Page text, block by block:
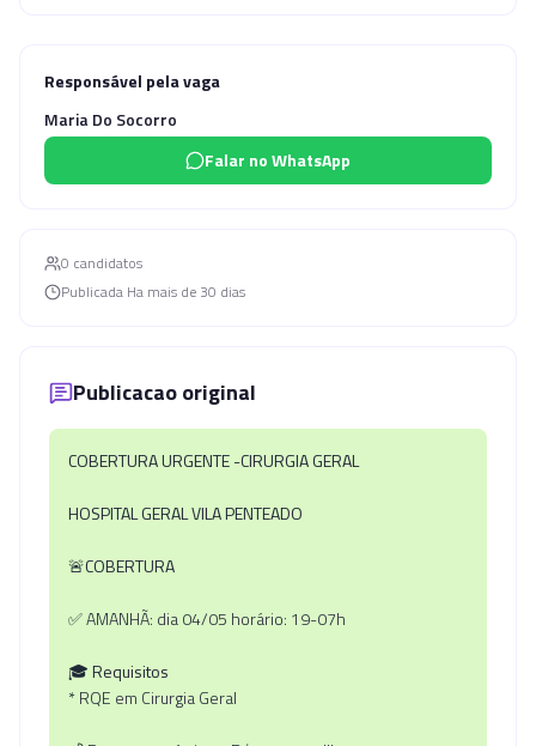
Responsável pela vaga
Maria Do Socorro
Falar no WhatsApp
0 candidatos
Publicada Ha mais de 30 dias
Publicacao original
COBERTURA URGENTE -CIRURGIA GERAL
HOSPITAL GERAL VILA PENTEADO
🚨COBERTURA
✅ AMANHÃ: dia 04/05 horário: 19-07h
🎓 Requisitos
* RQE em Cirurgia Geral